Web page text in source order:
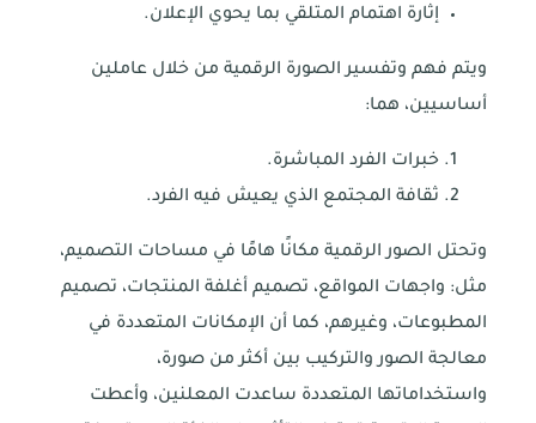
إثارة اهتمام المتلقي بما يحوي الإعلان.
ويتم فهم وتفسير الصورة الرقمية من خلال عاملين
أساسيين، هما:
خبرات الفرد المباشرة.
ثقافة المجتمع الذي يعيش فيه الفرد.
وتحتل الصور الرقمية مكانًا هامًا في مساحات التصميم،
مثل: واجهات المواقع، تصميم أغلفة المنتجات، تصميم
المطبوعات، وغيرهم، كما أن الإمكانات المتعددة في
معالجة الصور والتركيب بين أكثر من صورة،
واستخداماتها المتعددة ساعدت المعلنين، وأعطت